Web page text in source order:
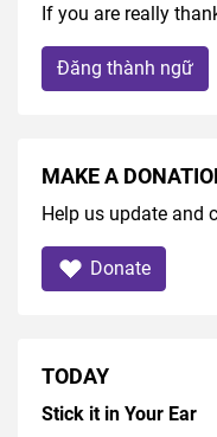
If you are really
Đăng thành ngữ
MAKE A
Help us update and
Donate
TODAY
Stick it in Your Ear